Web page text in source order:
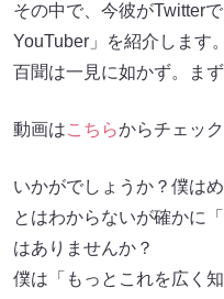
その中で、今彼がTwitter
YouTuber」を紹介します。
百聞は一見に如かず。まず
動画はこちらからチェック
いかがでしょうか？僕は
とはわからないが確かに
はありませんか？
僕は「もっとこれを広く